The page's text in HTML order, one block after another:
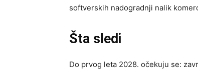
softverskih nadogradnji nalik
Šta sledi
Do prvog leta 2028. očekuju se: